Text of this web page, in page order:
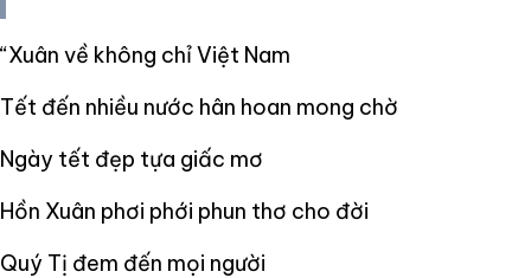
“Xuân về không chỉ Việt Nam
Tết đến nhiều nước hân hoan mong chờ
Ngày tết đẹp tựa giấc mơ
Hồn Xuân phơi phới phun thơ cho đời
Quý Tị đem đến mọi người